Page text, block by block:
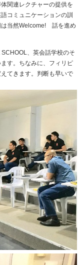
関連レクチャーの提供を
コミュニケーションの訓
当然Welcome! 話を進め
SCHOOL、英会話学校のそ
す。ちなみに、フィリピ
てきます。判断も早いで